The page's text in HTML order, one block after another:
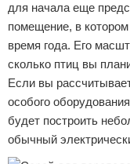
для начала еще
помещение, в
время года. Его
сколько птиц вы
Если вы
особого
будет построить
обычный